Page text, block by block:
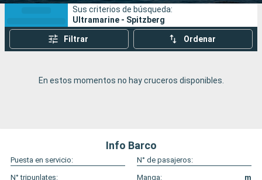
Buscar
Sus criterios de búsqueda:
Ultramarine - Spitzberg
Filtrar Ordenar
En estos momentos no hay cruceros disponibles.
Info Barco
Puesta en servicio:
N° de pasajeros:
N° tripunlates:
Manga:
m